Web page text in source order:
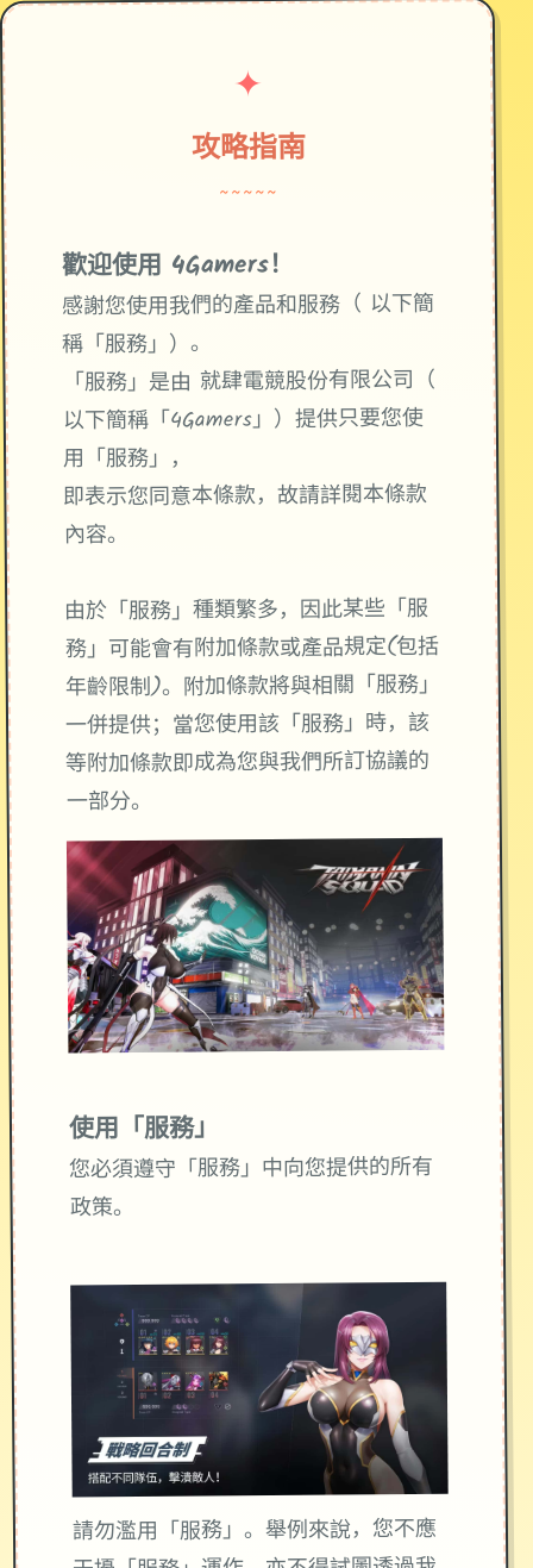
✦
攻略指南
~~~~~
歡迎使用 4Gamers！
感謝您使用我們的產品和服務（ 以下簡
稱「服務」）。
「服務」是由 就肆電競股份有限公司（
以下簡稱「4Gamers」）提供只要您使
用「服務」，
即表示您同意本條款，故請詳閱本條款
內容。
由於「服務」種類繁多，因此某些「服
務」可能會有附加條款或產品規定(包括
年齡限制)。附加條款將與相關「服務」
一併提供；當您使用該「服務」時，該
等附加條款即成為您與我們所訂協議的
一部分。
使用「服務」
您必須遵守「服務」中向您提供的所有
政策。
請勿濫用「服務」。舉例來說，您不應